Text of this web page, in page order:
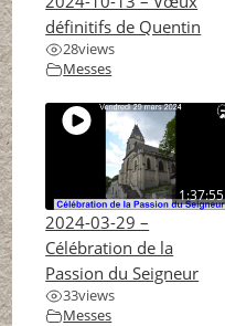
définitifs de Quentin
28views
Messes
1:37:55
2024-03-29 –
Célébration de la
Passion du Seigneur
33views
Messes